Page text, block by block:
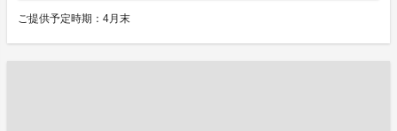
ご提供予定時期：4月末